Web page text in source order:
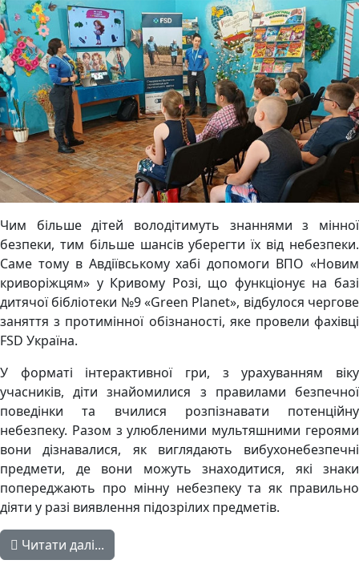
Чим більше дітей володітимуть знаннями з мінної
безпеки, тим більше шансів уберегти їх від небезпеки.
Саме тому в Авдіївському хабі допомоги ВПО «Новим
криворіжцям» у Кривому Розі, що функціонує на базі
дитячої бібліотеки №9 «Green Planet», відбулося чергове
заняття з протимінної обізнаності, яке провели фахівці
FSD Україна.
У форматі інтерактивної гри, з урахуванням віку
учасників, діти знайомилися з правилами безпечної
поведінки та вчилися розпізнавати потенційну
небезпеку. Разом з улюбленими мультяшними героями
вони дізнавалися, як виглядають вибухонебезпечні
предмети, де вони можуть знаходитися, які знаки
попереджають про мінну небезпеку та як правильно
діяти у разі виявлення підозрілих предметів.
Читати далі...